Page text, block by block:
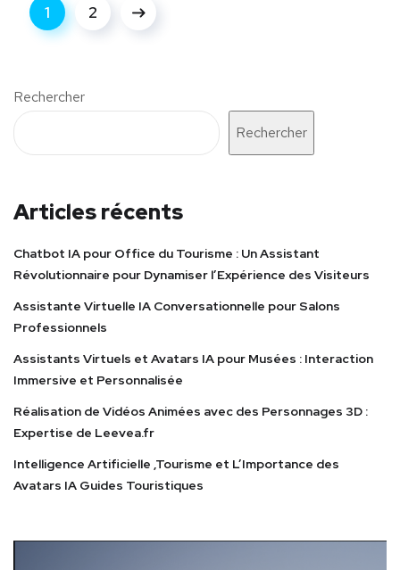
1 2
Rechercher
Rechercher
Articles récents
Chatbot IA pour Office du Tourisme : Un Assistant
Révolutionnaire pour Dynamiser l’Expérience des Visiteurs
Assistante Virtuelle IA Conversationnelle pour Salons
Professionnels
Assistants Virtuels et Avatars IA pour Musées : Interaction
Immersive et Personnalisée
Réalisation de Vidéos Animées avec des Personnages 3D :
Expertise de Leevea.fr
Intelligence Artificielle ,Tourisme et L’Importance des
Avatars IA Guides Touristiques